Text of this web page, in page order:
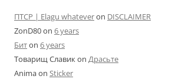
ПТСР | Elagu whateveron DISCLAIMER
ZonD80on 6 years
Битon 6 years
Товарищ Славикon Драсьте
Animaon Sticker